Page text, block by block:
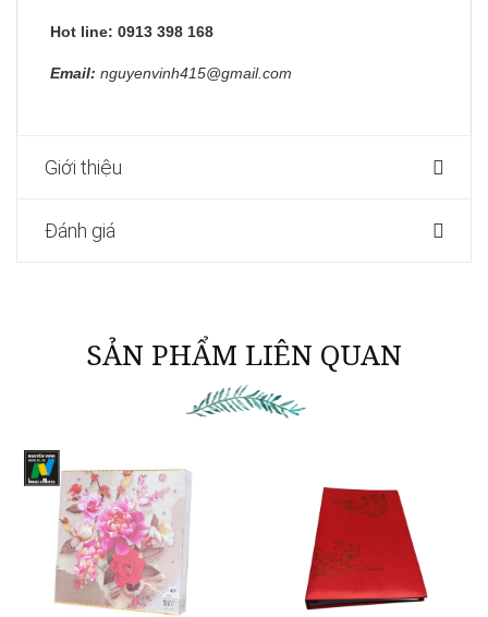
Hot line: 0913 398 168
Email: nguyenvinh415@gmail.com
Giới thiệu
Đánh giá
SẢN PHẨM LIÊN QUAN